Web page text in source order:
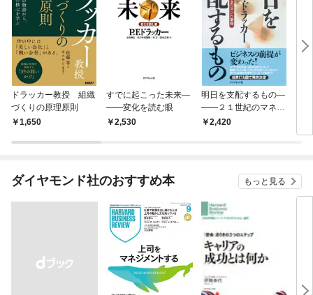
ドラッカー教授 組織
づくりの原理原則
1,650
すでに起こった未来―
――変化を読む眼
2,530
明日を支配するもの―
――２１世紀のマネジ
メント革命
2,420
ダイヤモンド社のおすすめ本 もっと見る